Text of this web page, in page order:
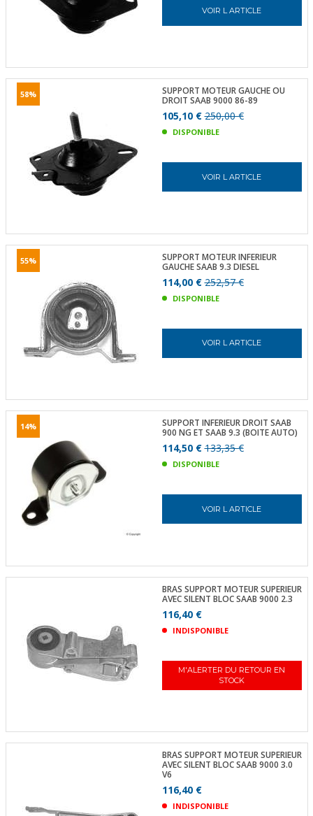
VOIR L ARTICLE
58%
SUPPORT MOTEUR GAUCHE OU
DROIT SAAB 9000 86-89
105,10 €250,00 €
DISPONIBLE
VOIR L ARTICLE
55%
SUPPORT MOTEUR INFERIEUR
GAUCHE SAAB 9.3 DIESEL
114,00 €252,57 €
DISPONIBLE
VOIR L ARTICLE
14%
SUPPORT INFERIEUR DROIT SAAB
900 NG ET SAAB 9.3 (BOITE AUTO)
114,50 €133,35 €
DISPONIBLE
VOIR L ARTICLE
BRAS SUPPORT MOTEUR SUPERIEUR
AVEC SILENT BLOC SAAB 9000 2.3
116,40 €
INDISPONIBLE
M'ALERTER DU RETOUR EN
STOCK
BRAS SUPPORT MOTEUR SUPERIEUR
AVEC SILENT BLOC SAAB 9000 3.0
V6
116,40 €
INDISPONIBLE